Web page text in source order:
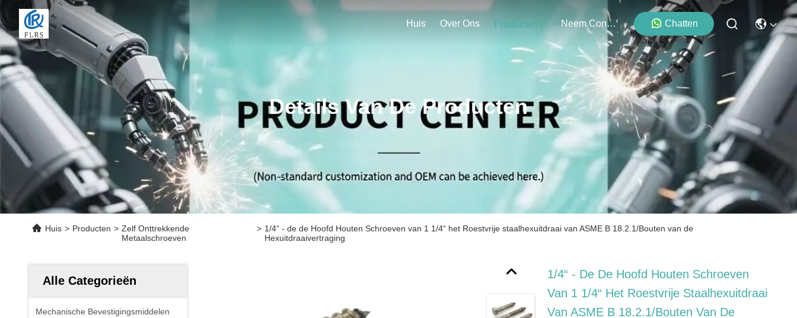
Huis Over Ons Producten Neem Contact Met Ons Op Chatten
Details Van De Producten
Huis > Producten > Zelf Onttrekkende
Metaalschroeven
> 1/4“ - de de Hoofd Houten Schroeven van 1 1/4“ het Roestvrije staalhexuitdraai van ASME B 18.2.1/Bouten van de
Hexuitdraaivertraging
Alle Categorieën
Mechanische Bevestigingsmiddelen
1/4“ - De De Hoofd Houten Schroeven
Van 1 1/4“ Het Roestvrije Staalhexuitdraai
Van ASME B 18.2.1/Bouten Van De